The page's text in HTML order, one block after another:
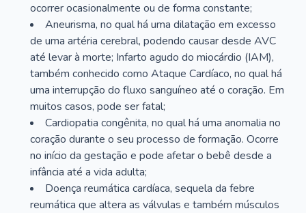
ocorrer ocasionalmente ou de forma constante;
Aneurisma, no qual há uma dilatação em excesso
de uma artéria cerebral, podendo causar desde AVC
até levar à morte; Infarto agudo do miocárdio (IAM),
também conhecido como Ataque Cardíaco, no qual há
uma interrupção do fluxo sanguíneo até o coração. Em
muitos casos, pode ser fatal;
Cardiopatia congênita, no qual há uma anomalia no
coração durante o seu processo de formação. Ocorre
no início da gestação e pode afetar o bebê desde a
infância até a vida adulta;
Doença reumática cardíaca, sequela da febre
reumática que altera as válvulas e também músculos